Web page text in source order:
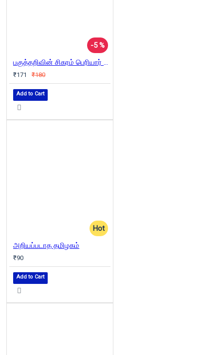
-5 %
பகுத்தறிவின் சிகரம் பெரியார் ஈ.வெ.ரா
₹171 ₹180
Add to Cart
Hot
அறியப்படாத தமிழகம்
₹90
Add to Cart